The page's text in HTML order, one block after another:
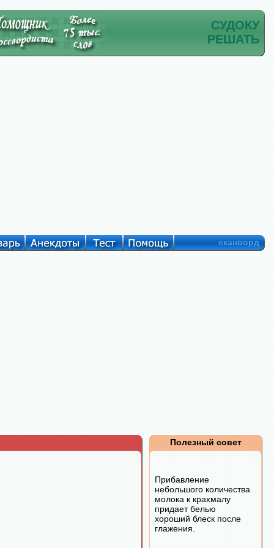
СУДОКУ
РЕШАТЬ
сканворд
Полезный совет
Прибавление
небольшого количества
молока к крахмалу
придает белью
хороший блеск после
глажения.